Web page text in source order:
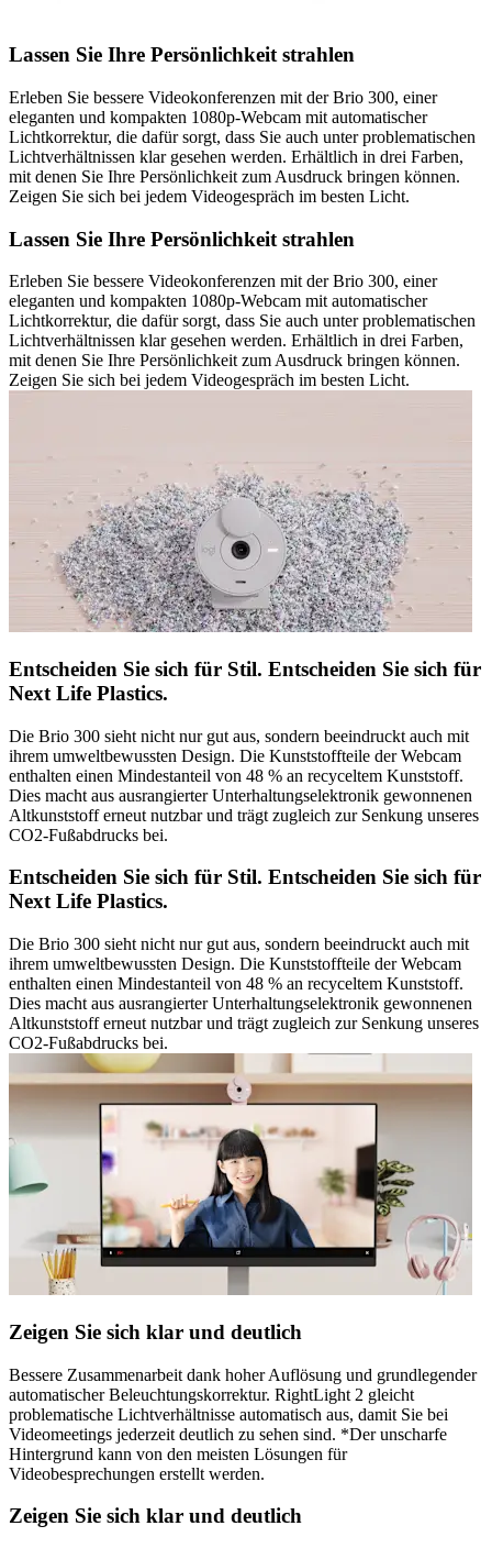
Lassen Sie Ihre Persönlichkeit strahlen
Erleben Sie bessere Videokonferenzen mit der Brio 300, einer
eleganten und kompakten 1080p-Webcam mit automatischer
Lichtkorrektur, die dafür sorgt, dass Sie auch unter problematischen
Lichtverhältnissen klar gesehen werden. Erhältlich in drei Farben,
mit denen Sie Ihre Persönlichkeit zum Ausdruck bringen können.
Zeigen Sie sich bei jedem Videogespräch im besten Licht.
Lassen Sie Ihre Persönlichkeit strahlen
Erleben Sie bessere Videokonferenzen mit der Brio 300, einer
eleganten und kompakten 1080p-Webcam mit automatischer
Lichtkorrektur, die dafür sorgt, dass Sie auch unter problematischen
Lichtverhältnissen klar gesehen werden. Erhältlich in drei Farben,
mit denen Sie Ihre Persönlichkeit zum Ausdruck bringen können.
Zeigen Sie sich bei jedem Videogespräch im besten Licht.
Entscheiden Sie sich für Stil. Entscheiden Sie sich für
Next Life Plastics.
Die Brio 300 sieht nicht nur gut aus, sondern beeindruckt auch mit
ihrem umweltbewussten Design. Die Kunststoffteile der Webcam
enthalten einen Mindestanteil von 48 % an recyceltem Kunststoff.
Dies macht aus ausrangierter Unterhaltungselektronik gewonnenen
Altkunststoff erneut nutzbar und trägt zugleich zur Senkung unseres
CO2-Fußabdrucks bei.
Entscheiden Sie sich für Stil. Entscheiden Sie sich für
Next Life Plastics.
Die Brio 300 sieht nicht nur gut aus, sondern beeindruckt auch mit
ihrem umweltbewussten Design. Die Kunststoffteile der Webcam
enthalten einen Mindestanteil von 48 % an recyceltem Kunststoff.
Dies macht aus ausrangierter Unterhaltungselektronik gewonnenen
Altkunststoff erneut nutzbar und trägt zugleich zur Senkung unseres
CO2-Fußabdrucks bei.
Zeigen Sie sich klar und deutlich
Bessere Zusammenarbeit dank hoher Auflösung und grundlegender
automatischer Beleuchtungskorrektur. RightLight 2 gleicht
problematische Lichtverhältnisse automatisch aus, damit Sie bei
Videomeetings jederzeit deutlich zu sehen sind. *Der unscharfe
Hintergrund kann von den meisten Lösungen für
Videobesprechungen erstellt werden.
Zeigen Sie sich klar und deutlich